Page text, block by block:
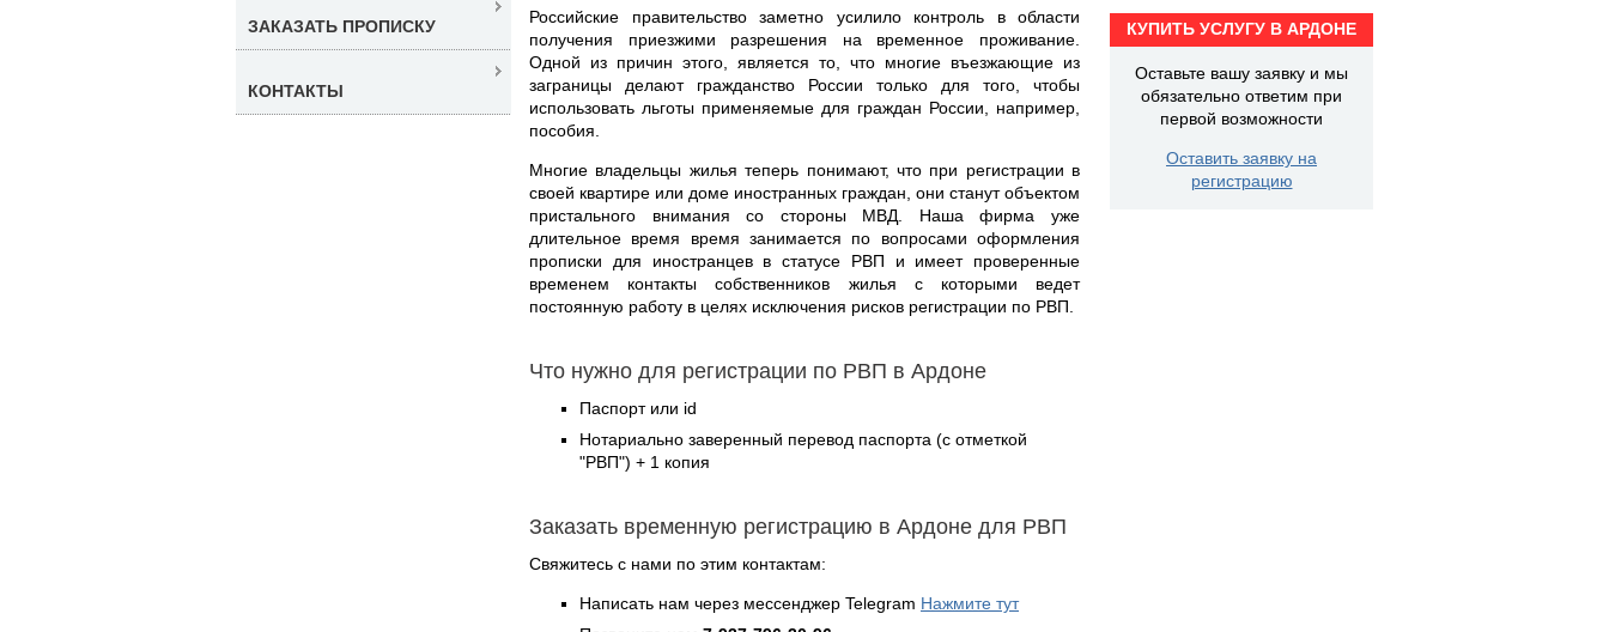
Российские правительство заметно усилило контроль в области
получения приезжими разрешения на временное проживание.
Одной из причин этого, является то, что многие въезжающие из
заграницы делают гражданство России только для того, чтобы
использовать льготы применяемые для граждан России, например,
пособия.
Многие владельцы жилья теперь понимают, что при регистрации в
своей квартире или доме иностранных граждан, они станут объектом
пристального внимания со стороны МВД. Наша фирма уже
длительное время время занимается по вопросами оформления
прописки для иностранцев в статусе РВП и имеет проверенные
временем контакты собственников жилья с которыми ведет
постоянную работу в целях исключения рисков регистрации по РВП.
Что нужно для регистрации по РВП в Ардоне
Паспорт или id
Нотариально заверенный перевод паспорта (с отметкой
"РВП") + 1 копия
Заказать временную регистрацию в Ардоне для РВП
Свяжитесь с нами по этим контактам:
Написать нам через мессенджер Telegram Нажмите тут
ЗАКАЗАТЬ ПРОПИСКУ
КОНТАКТЫ
КУПИТЬ УСЛУГУ В АРДОНЕ
Оставьте вашу заявку и мы
обязательно ответим при
первой возможности
Оставить заявку на
регистрацию